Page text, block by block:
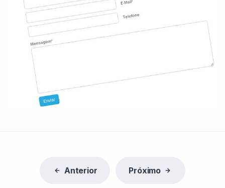
Anterior Próximo